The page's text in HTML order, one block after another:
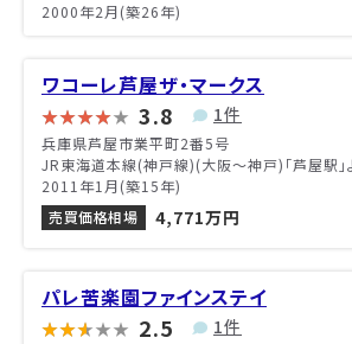
2000年2月(築26年)
ワコーレ芦屋ザ・マークス
3.8 1件
兵庫県芦屋市業平町2番5号
JR東海道本線(神戸線)(大阪～神戸)「芦屋駅」
2011年1月(築15年)
売買価格相場
4,771万円
パレ苦楽園ファインステイ
2.5 1件